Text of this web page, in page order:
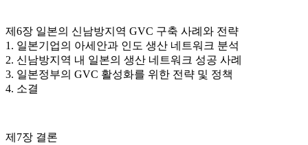
제6장 일본의 신남방지역 GVC 구축 사례와 전략
1. 일본기업의 아세안과 인도 생산 네트워크 분석
2. 신남방지역 내 일본의 생산 네트워크 성공 사례
3. 일본정부의 GVC 활성화를 위한 전략 및 정책
4. 소결
제7장 결론